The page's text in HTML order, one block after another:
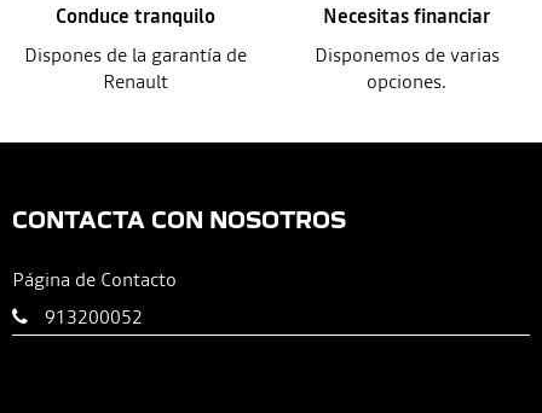
Conduce tranquilo
Dispones de la garantía de
Renault
Necesitas financiar
Disponemos de varias
opciones.
CONTACTA CON NOSOTROS
Página de Contacto
913200052